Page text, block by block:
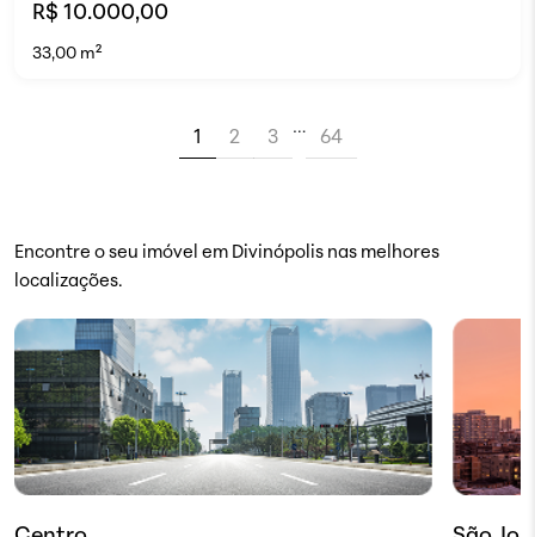
R$ 10.000,00
33,00 m²
1 2 3 … 64
Encontre o seu imóvel em Divinópolis nas melhores
localizações.